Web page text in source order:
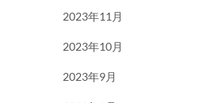
2023年11月
2023年10月
2023年9月